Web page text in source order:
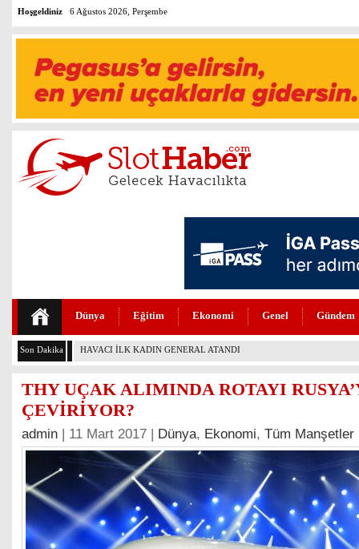
Hoşgeldiniz 6 Ağustos 2026, Perşembe
Dünya Eğitim Ekonomi Genel Gündem
Son Dakika BOEİNG 737-7 FAA SERTİFİKASINI ALDI
THY UÇAK ALIMINDA ROTAYI
ÇEVİRİYOR?
admin | 11 Mart 2017 | Dünya, Ekonomi, Tüm Manşetler